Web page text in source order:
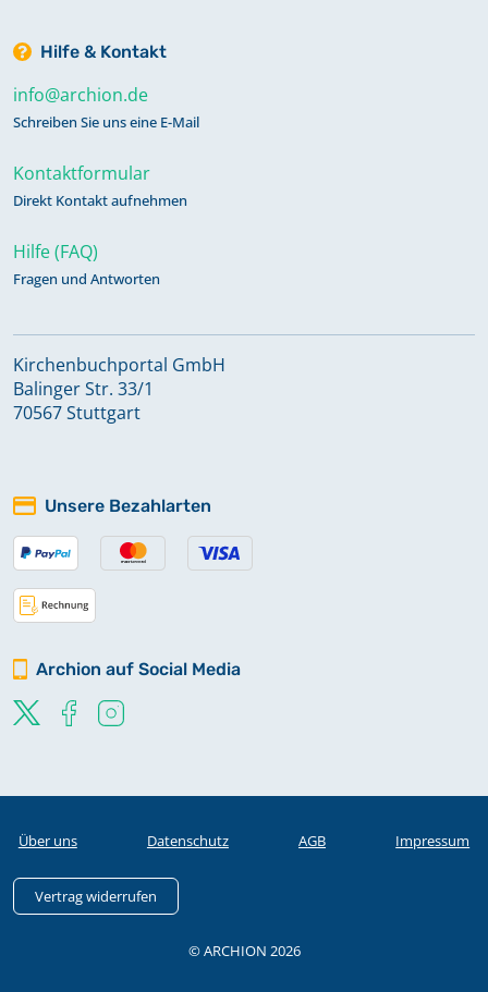
Hilfe & Kontakt
info@archion.de
Schreiben Sie uns eine E-Mail
Kontaktformular
Direkt Kontakt aufnehmen
Hilfe (FAQ)
Fragen und Antworten
Kirchenbuchportal GmbH
Balinger Str. 33/1
70567 Stuttgart
Unsere Bezahlarten
Archion auf Social Media
Über uns Datenschutz AGB Impressum
Vertrag widerrufen
© ARCHION 2026